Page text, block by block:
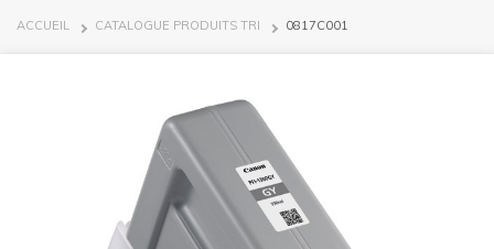
FIL
ACCUEIL CATALOGUE PRODUITS TRI 0817C001